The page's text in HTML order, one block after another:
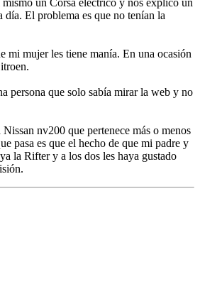
un Corsa eléctrico y nos explicó un
día. El problema es que no tenían la
mi mujer les tiene manía. En una ocasión
persona que solo sabía mirar la web y no
nv200 que pertenece más o menos
pasa es que el hecho de que mi padre y
la Rifter y a los dos les haya gustado